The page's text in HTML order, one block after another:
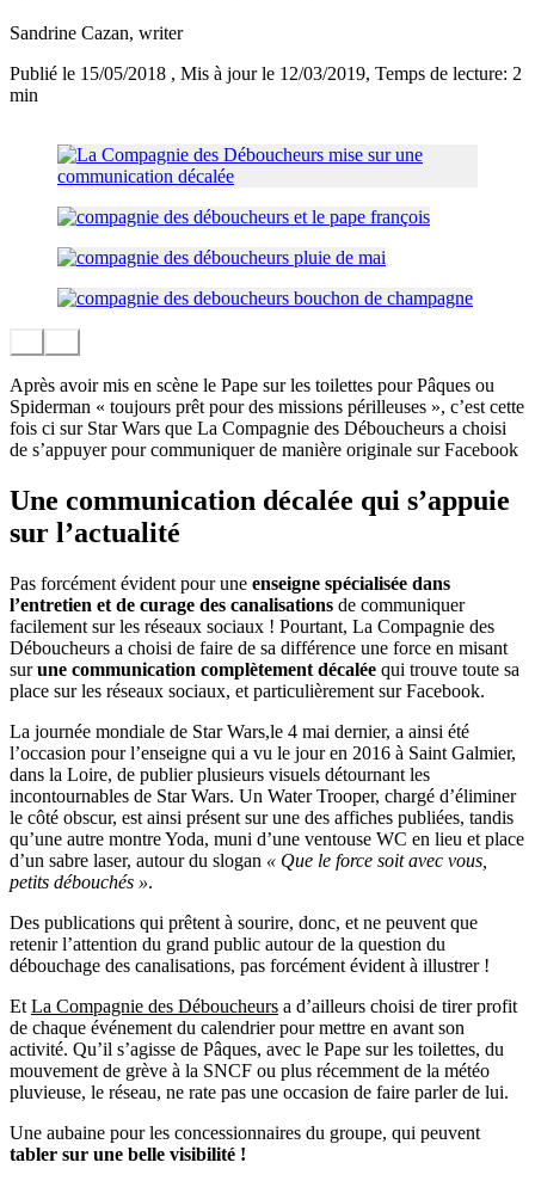
Sandrine Cazan, writer
Publié le 15/05/2018 , Mis à jour le 12/03/2019, Temps de lecture: 2
min
Après avoir mis en scène le Pape sur les toilettes pour Pâques ou
Spiderman « toujours prêt pour des missions périlleuses », c’est cette
fois ci sur Star Wars que La Compagnie des Déboucheurs a choisi
de s’appuyer pour communiquer de manière originale sur Facebook
Une communication décalée qui s’appuie
sur l’actualité
Pas forcément évident pour une enseigne spécialisée dans
l’entretien et de curage des canalisations de communiquer
facilement sur les réseaux sociaux ! Pourtant, La Compagnie des
Déboucheurs a choisi de faire de sa différence une force en misant
surune communication complètement décalée qui trouve toute sa
place sur les réseaux sociaux, et particulièrement sur Facebook.
La journée mondiale de Star Wars,le 4 mai dernier, a ainsi été
l’occasion pour l’enseigne qui a vu le jour en 2016 à Saint Galmier,
dans la Loire, de publier plusieurs visuels détournant les
incontournables de Star Wars. Un Water Trooper, chargé d’éliminer
le côté obscur, est ainsi présent sur une des affiches publiées, tandis
qu’une autre montre Yoda, muni d’une ventouse WC en lieu et place
d’un sabre laser, autour du slogan « Que le force soit avec vous,
petits débouchés ».
Des publications qui prêtent à sourire, donc, et ne peuvent que
retenir l’attention du grand public autour de la question du
débouchage des canalisations, pas forcément évident à illustrer !
Et La Compagnie des Déboucheurs a d’ailleurs choisi de tirer profit
de chaque événement du calendrier pour mettre en avant son
activité. Qu’il s’agisse de Pâques, avec le Pape sur les toilettes, du
mouvement de grève à la SNCF ou plus récemment de la météo
pluvieuse, le réseau, ne rate pas une occasion de faire parler de lui.
Une aubaine pour les concessionnaires du groupe, qui peuvent
tabler sur une belle visibilité !